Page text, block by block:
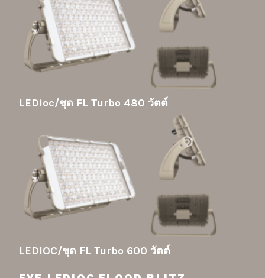
LEDioc/ชุด FL Turbo 480 วัตต์
LEDIOC/ชุด FL Turbo 600 วัตต์